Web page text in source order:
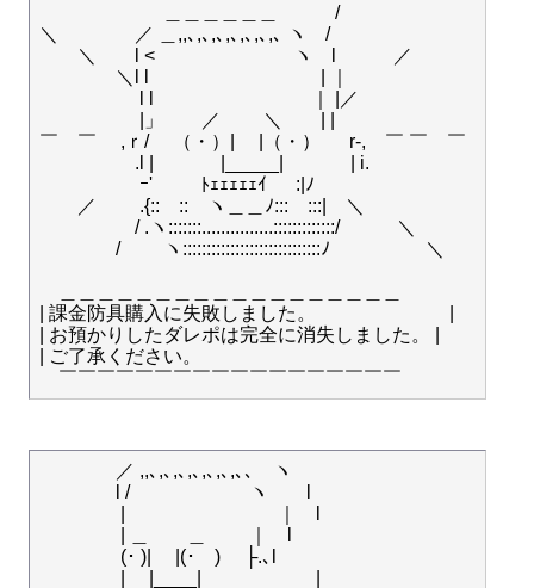
＿＿＿＿＿＿　　　/
＼　　　　／ ＿,,､,､,､,､,､,､,､ ヽ　/
＼　　l <　 　　　　　　ヽ　l　　　／
＼l l　　　　　　　　　| ｜
l l　　　　　　　　 ｜ |／
|」　　／　 　＼　　| |
￣　￣ 　,ｒ/　 （・）|　 |（・） 　 r-,　￣ ￣　￣
.l | 　　　 |_____| 　　　 | i.
ｰ' 　　 ﾄｪｪｪｪｪｲ 　 :|ﾉ
／　　 .{::　::　ヽ＿＿ﾉ:::　:::|　＼
/ .ヽ:::::::...............:::::::::::::/　　　＼
/　　 ヽ:::::::::::::::::::::::::::::ﾉ　　　　　＼
| 課金防具購入に失敗しました。　　 　 　　 　 |
| お預かりしたダレポは完全に消失しました。 |
| ご了承ください。　　　　　　　　　　　　　 　　 　|
／ ,,､,､,､,､,､,､,､､　ヽ
l / 　　　　　　ヽ　　l
(･ )|　 |(･　)　 ├.､l